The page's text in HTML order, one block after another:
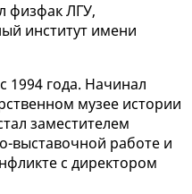
физфак ЛГУ,
институт имени
1994 года. Начинал
музее истории
заместителем
выставочной работе и
с директором